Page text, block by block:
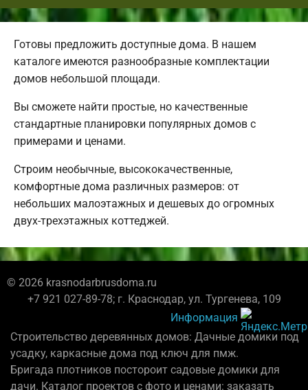
Готовы предложить доступные дома. В нашем
каталоге имеются разнообразные комплектации
домов небольшой площади.
Вы сможете найти простые, но качественные
стандартные планировки популярных домов с
примерами и ценами.
Строим необычные, высококачественные,
комфортные дома различных размеров: от
небольших малоэтажных и дешевых до огромных
двух-трехэтажных коттеджей.
© 2026 krasnodarbrusdoma.ru
+7 921 027-89-78; г. Краснодар, ул. Тургенева, 109
Информация
Строительство деревянных домов: Дачные домики под
усадку, каркасные дома под ключ для пмж.
Бригада плотников постороит садовые домики для
дачи. Каталог проектов с фото и ценами: заказать